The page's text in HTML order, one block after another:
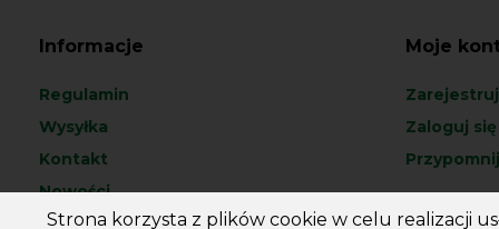
Informacje
Regulamin
Wysyłka
Kontakt
Nowości
Promocje
Moje
Zaloguj się
Strona korzysta z plików cookie w celu realizacji